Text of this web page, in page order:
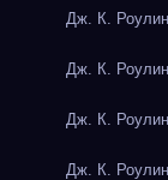
Дж. К.
Дж. К.
Дж. К.
Дж. К.